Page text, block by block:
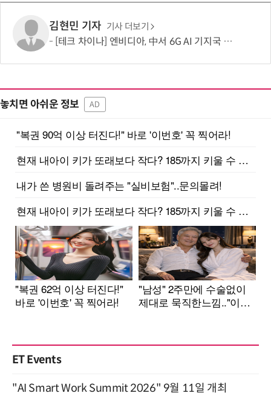
김현민 기자 기사 더보기
[테크 차이나] 엔비디아, 中서 6G AI 기지국 파트너 물색…'엣지 AI' 시대 겨냥한 공급망 구축 본격화
놓치면 아쉬운 정보 AD
ET Events
"AI Smart Work Summit 2026" 9월 11일 개최